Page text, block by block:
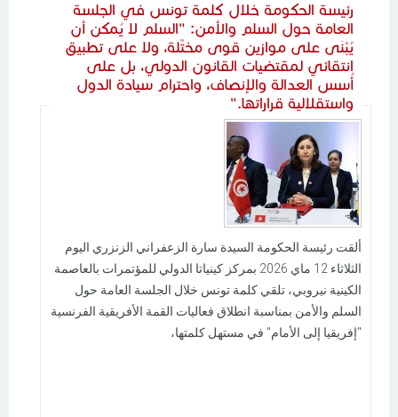
رئيسة الحكومة خلال كلمة تونس في الجلسة
العامة حول السلم والأمن: "السلم لا يُمكن أن
يُبْنَى على موازين قوى مختّلة، ولا على تطبيق
انتقائي لمقتضيات القانون الدولي، بل على
أُسس العدالة والإنصاف، واحترام سيادة الدول
واستقلالية قراراتها."
ألقت رئيسة الحكومة السيدة سارة الزعفراني الزنزري اليوم
الثلاثاء 12 ماي 2026 بمركز كينياتا الدولي للمؤتمرات بالعاصمة
الكينية نيروبي، تلقي كلمة تونس خلال الجلسة العامة حول
السلم والأمن بمناسبة انطلاق فعاليات القمة الأفريقية الفرنسية
"إفريقيا إلى الأمام" في مستهل كلمتها،